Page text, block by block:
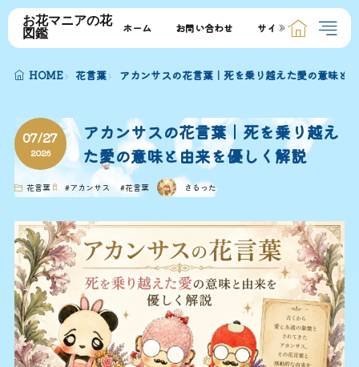
お花マニアの花
図鑑
ホーム お問い合わせ サイトマップ
HOME 花言葉 アカンサスの花言葉｜死を乗り越えた愛の意味と
07/27
2026
アカンサスの花言葉｜死を乗り越え
た愛の意味と由来を優しく解説
花言葉 #アカンサス #花言葉 さるった